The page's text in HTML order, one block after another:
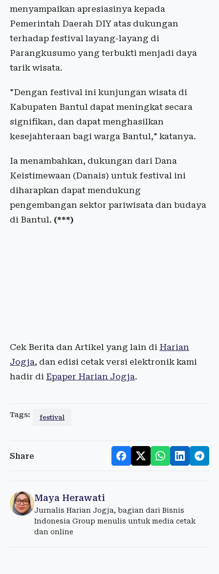
menyampaikan apresiasinya kepada
Pemerintah Daerah DIY atas dukungan
terhadap festival layang-layang di
Parangkusumo yang terbukti menjadi daya
tarik wisata.
"Dengan festival ini kunjungan wisata di
Kabupaten Bantul dapat meningkat secara
signifikan, dan dapat menghasilkan
kesejahteraan bagi warga Bantul," katanya.
Ia menambahkan, dukungan dari Dana
Keistimewaan (Danais) untuk festival ini
diharapkan dapat mendukung
pengembangan sektor pariwisata dan budaya
di Bantul. (***)
Cek Berita dan Artikel yang lain di Harian
Jogja, dan edisi cetak versi elektronik kami
hadir di Epaper Harian Jogja.
Tags: festival
Share
Maya Herawati
Jurnalis Harian Jogja, bagian dari Bisnis
Indonesia Group menulis untuk media cetak
dan online